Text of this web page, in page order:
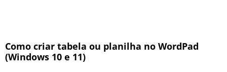
Como criar tabela ou planilha no WordPad
(Windows 10 e 11)